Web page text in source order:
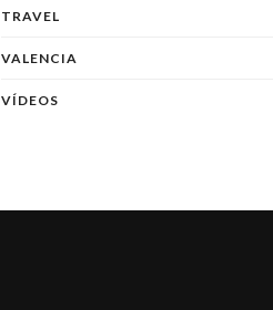
TRAVEL
VALENCIA
VÍDEOS